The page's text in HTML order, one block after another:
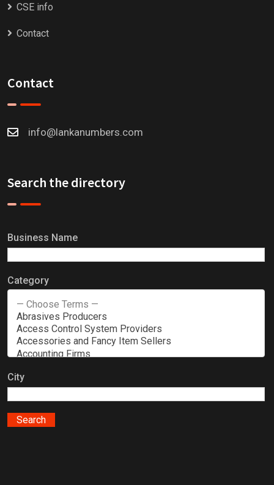
CSE info
Contact
Contact
info@lankanumbers.com
Search the directory
Business Name
Category
City